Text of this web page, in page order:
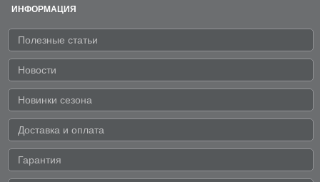
ИНФОРМАЦИЯ
Полезные статьи
Новости
Новинки сезона
Доставка и оплата
Гарантия